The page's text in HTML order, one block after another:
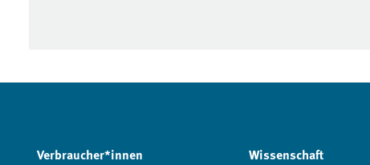
Verbraucher*innen Wissenschaft